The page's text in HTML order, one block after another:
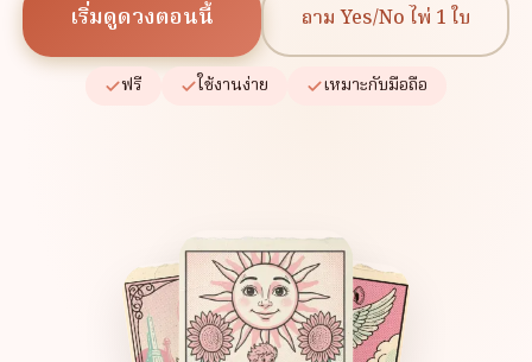
เริ่มดูดวงตอนนี้
ถาม Yes/No ไพ่ 1 ใบ
ฟรี ใช้งานง่าย เหมาะกับมือถือ